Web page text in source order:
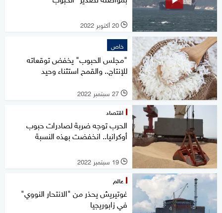
l 20 أكتوبر 2022
خاص
"مجلس الحبوب" يخفض توقعاته
للإنتاج.. والقمح استثناء وحيد
l 27 سبتمبر 2022
اقتصاد
الحرب توجه ضربة لصادرات حبوب
أوكرانيا.. انخفضت بهذه النسبة
l 19 سبتمبر 2022
عالم
غوتيريش يحذر من "الانتحار النووي"
في زابوريجيا